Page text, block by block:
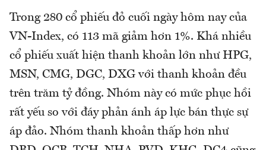
Trong 280 cổ phiếu đỏ cuối ngày hôm nay của
VN-Index, có 113 mã giảm hơn 1%. Khá nhiều
cổ phiếu xuất hiện thanh khoản lớn như HPG,
MSN, CMG, DGC, DXG với thanh khoản đều
trên trăm tỷ đồng. Nhóm này có mức phục hồi
rất yếu so với đáy phản ánh áp lực bán thực sự
áp đảo. Nhóm thanh khoản thấp hơn như